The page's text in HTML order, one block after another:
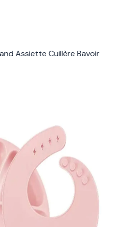
Assiette Cuillère Bavoir